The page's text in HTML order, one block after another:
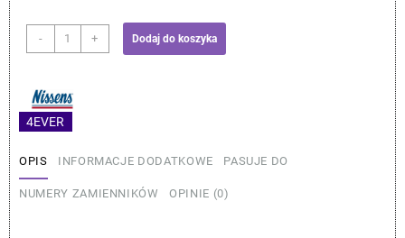
4EVER
-
ilość
BMW
–
Nissens
17117533472
+ Dodaj do koszyka
OPIS INFORMACJE DODATKOWE PASUJE DO
NUMERY ZAMIENNIKÓW OPINIE (0)